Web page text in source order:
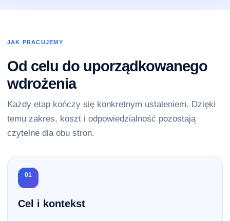
JAK PRACUJEMY
Od celu do uporządkowanego
wdrożenia
Każdy etap kończy się konkretnym ustaleniem. Dzięki
temu zakres, koszt i odpowiedzialność pozostają
czytelne dla obu stron.
01
Cel i kontekst